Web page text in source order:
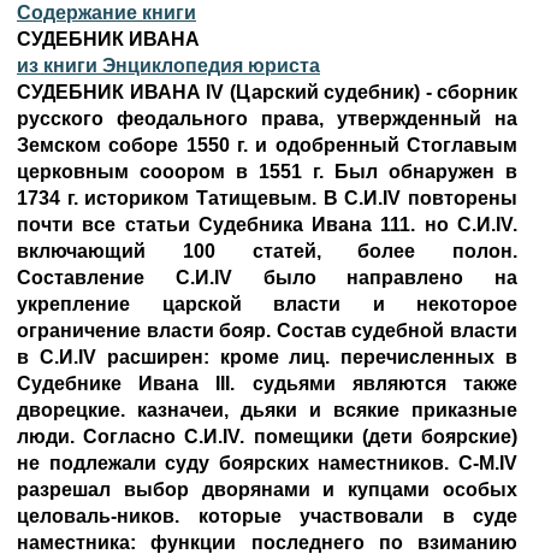
Содержание книги
СУДЕБНИК ИВАНА
из книги Энциклопедия юриста
СУДЕБНИК ИВАНА IV (Царский судебник) - сборник
русского феодального права, утвержденный на
Земском соборе 1550 г. и одобренный Стоглавым
церковным сооором в 1551 г. Был обнаружен в
1734 г. историком Татищевым. В С.И.IV повторены
почти все статьи Судебника Ивана 111. но С.И.IV.
включающий 100 статей, более полон.
Составление С.И.IV было направлено на
укрепление царской власти и некоторое
ограничение власти бояр. Состав судебной власти
в С.И.IV расширен: кроме лиц. перечисленных в
Судебнике Ивана III. судьями являются также
дворецкие. казначеи, дьяки и всякие приказные
люди. Согласно С.И.IV. помещики (дети боярские)
не подлежали суду боярских наместников. C-M.IV
разрешал выбор дворянами и купцами особых
целоваль-ников. которые участвовали в суде
наместника: функции последнего по взиманию